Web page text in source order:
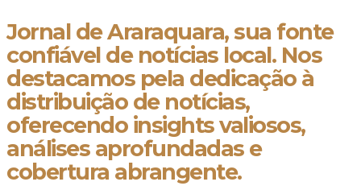
Jornal de Araraquara, sua fonte
confiável de notícias local. Nos
destacamos pela dedicação à
distribuição de notícias,
oferecendo insights valiosos,
análises aprofundadas e
cobertura abrangente.